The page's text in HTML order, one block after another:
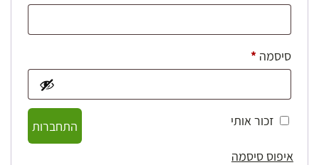
סיסמה *חובה
זכור אותי
התחברות
איפוס סיסמה